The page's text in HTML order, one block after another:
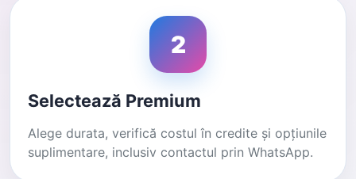
2
Selectează Premium
Alege durata, verifică costul în credite și opțiunile
suplimentare, inclusiv contactul prin WhatsApp.